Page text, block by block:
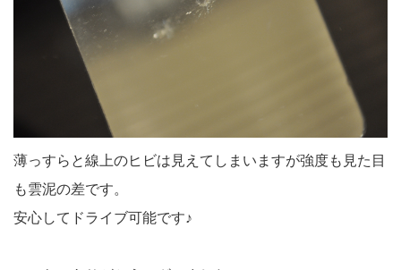
薄っすらと線上のヒビは見えてしまいますが強度も見た目
も雲泥の差です。
安心してドライブ可能です♪